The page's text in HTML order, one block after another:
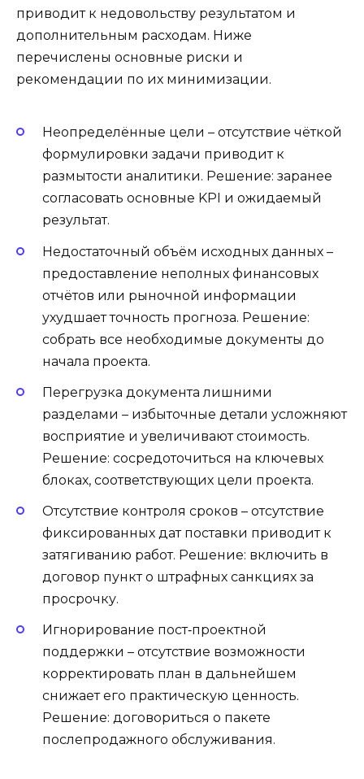
приводит к недовольству результатом и
дополнительным расходам. Ниже
перечислены основные риски и
рекомендации по их минимизации.
Неопределённые цели – отсутствие чёткой
формулировки задачи приводит к
размытости аналитики. Решение: заранее
согласовать основные KPI и ожидаемый
результат.
Недостаточный объём исходных данных –
предоставление неполных финансовых
отчётов или рыночной информации
ухудшает точность прогноза. Решение:
собрать все необходимые документы до
начала проекта.
Перегрузка документа лишними
разделами – избыточные детали усложняют
восприятие и увеличивают стоимость.
Решение: сосредоточиться на ключевых
блоках, соответствующих цели проекта.
Отсутствие контроля сроков – отсутствие
фиксированных дат поставки приводит к
затягиванию работ. Решение: включить в
договор пункт о штрафных санкциях за
просрочку.
Игнорирование пост‑проектной
поддержки – отсутствие возможности
корректировать план в дальнейшем
снижает его практическую ценность.
Решение: договориться о пакете
послепродажного обслуживания.